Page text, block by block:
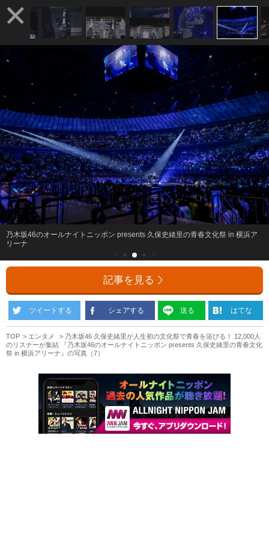
乃木坂46のオールナイトニッポン presents 久保史緒里の青春文化祭 in 横浜ア
リーナ
記事を見る
ツイートする シェアする 送る はてな
TOP エンタメ
乃木坂46 久保史緒里が人生初の文化祭で青春を浴びる！ 12,000人
のリスナーが集結 『乃木坂46のオールナイトニッポン presents 久保史緒里の青春文化
祭 in 横浜アリーナ』の写真（7）